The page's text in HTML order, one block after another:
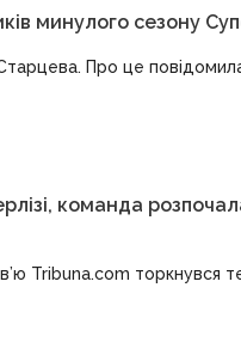
минулого сезону
Про це
команда
Tribuna.com торкнувся